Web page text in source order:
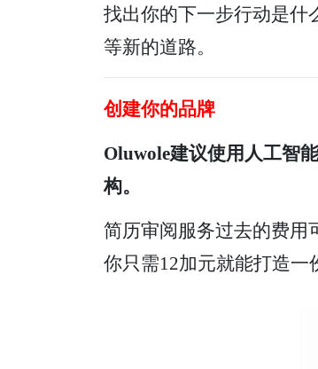
找出你的下一步行动是什
等新的道路。
创建你的品牌
Oluwole建议使用人工智
构。
简历审阅服务过去的费用
你只需12加元就能打造一